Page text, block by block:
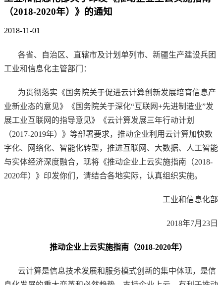
（2018-2020年）》的通知
2018-11-01
各省、自治区、直辖市及计划单列市、新疆生产建设兵团
工业和信息化主管部门：
为贯彻落实《国务院关于促进云计算创新发展培育信息产
业新业态的意见》《国务院关于深化“互联网+先进制造业”发
展工业互联网的指导意见》《云计算发展三年行动计划
（2017-2019年）》等部署要求，推动企业利用云计算加快数
字化、网络化、智能化转型，推进互联网、大数据、人工智能
与实体经济深度融合，现将《推动企业上云实施指南（2018-
2020年）》印发你们，请结合各地实际，认真组织实施。
工业和信息化部
2018年7月23日
推动企业上云实施指南（2018-2020年）
云计算是信息技术发展和服务模式创新的集中体现，是信